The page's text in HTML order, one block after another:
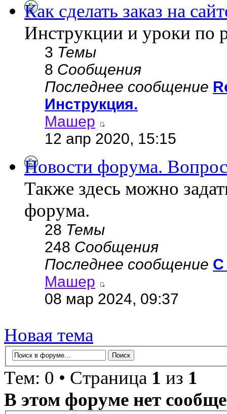
Как сделать заказ на
Инструкции и уроки по
3 Темы
8 Сообщения
Последнее сообщение
Инструкция.
Машер
12 апр 2020, 15:15
Новости форума.
Также здесь можно
форума.
28 Темы
248 Сообщения
Последнее сообщение С
Машер
08 мар 2024, 09:37
Новая тема
Тем: 0 • Страница 1 из 1
В этом форуме нет